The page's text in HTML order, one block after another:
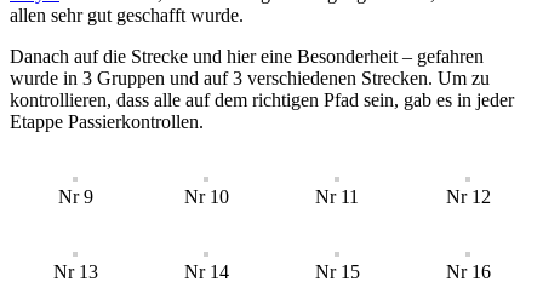
allen sehr gut geschafft wurde.
Danach auf die Strecke und hier eine Besonderheit – gefahren
wurde in 3 Gruppen und auf 3 verschiedenen Strecken. Um zu
kontrollieren, dass alle auf dem richtigen Pfad sein, gab es in jeder
Etappe Passierkontrollen.
Nr 9 Nr 10 Nr 11 Nr 12
Nr 13 Nr 14 Nr 15 Nr 16